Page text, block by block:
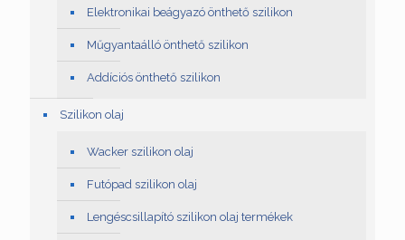
Elektronikai beágyazó önthető szilikon
Műgyantaálló önthető szilikon
Addíciós önthető szilikon
Szilikon olaj
Wacker szilikon olaj
Futópad szilikon olaj
Lengéscsillapító szilikon olaj termékek